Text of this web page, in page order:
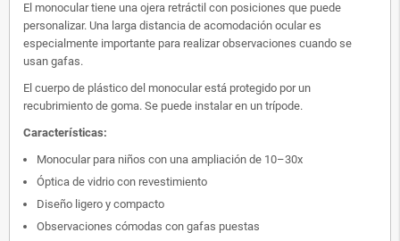
El monocular tiene una ojera retráctil con posiciones que puede
personalizar. Una larga distancia de acomodación ocular es
especialmente importante para realizar observaciones cuando se
usan gafas.
El cuerpo de plástico del monocular está protegido por un
recubrimiento de goma. Se puede instalar en un trípode.
Características:
Monocular para niños con una ampliación de 10–30x
Óptica de vidrio con revestimiento
Diseño ligero y compacto
Observaciones cómodas con gafas puestas